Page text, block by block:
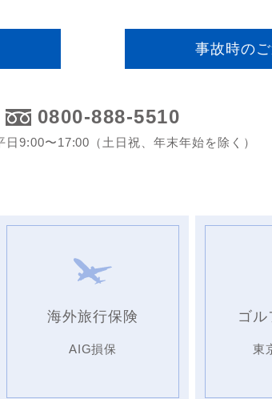
事故時の
0800-888-5510
日9:00〜17:00（土日祝、年末年始を除く）
海外旅行保険
AIG損保
ゴ
東